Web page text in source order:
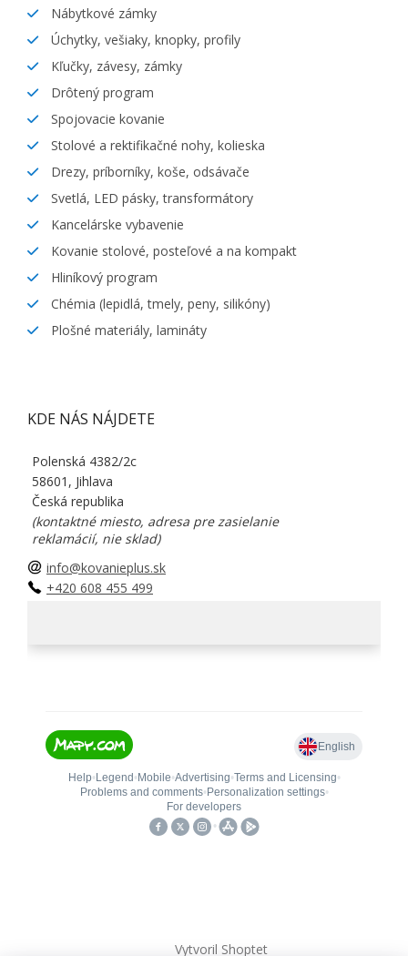
Nábytkové zámky
Úchytky, vešiaky, knopky, profily
Kľučky, závesy, zámky
Drôtený program
Spojovacie kovanie
Stolové a rektifikačné nohy, kolieska
Drezy, príborníky, koše, odsávače
Svetlá, LED pásky, transformátory
Kancelárske vybavenie
Kovanie stolové, posteľové a na kompakt
Hliníkový program
Chémia (lepidlá, tmely, peny, silikóny)
Plošné materiály, lamináty
KDE NÁS NÁJDETE
Polenská 4382/2c
58601, Jihlava
Česká republika
(kontaktné miesto, adresa pre zasielanie
reklamácií, nie sklad)
info@kovanieplus.sk
+420 608 455 499
Vytvoril Shoptet